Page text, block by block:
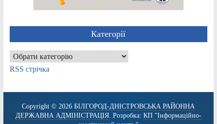
Категорії
Категорії
RSS стрічка
Copyright © 2026БІЛГОРОД-ДНІСТРОВСЬКА РАЙОННА
ДЕРЖАВНА АДМІНІСТРАЦІЯ. Розробка: КП "Інформаційно-